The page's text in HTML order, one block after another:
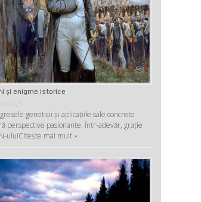
şi enigme istorice
2025
geneticii şi aplicaţiile sale concrete
perspective pasionante. Într-adevăr, graţie
uluiCitește mai mult »